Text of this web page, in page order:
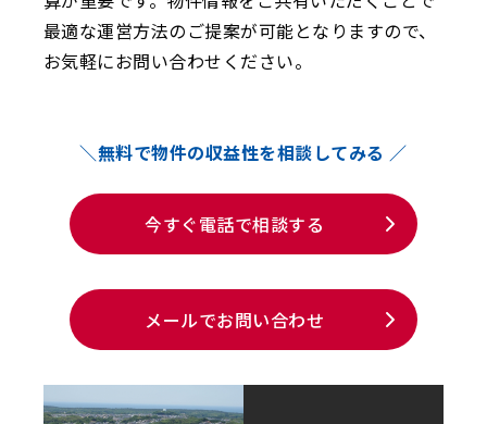
最適な運営方法のご提案が可能となりますので、
お気軽にお問い合わせください。
＼無料で物件の収益性を相談してみる ／
今すぐ電話で相談する
メールでお問い合わせ